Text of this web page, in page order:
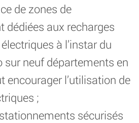
de zones de
dédiées aux recharges
à l’instar du
sur neuf départements en
encourager l’utilisation de
;
sécurisés